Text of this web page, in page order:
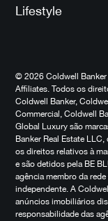
Lifestyle
© 2026 Coldwell Banker
Affiliates. Todos os
Coldwell Banker,
Commercial, Coldwell
Global Luxury são
Banker Real Estate
os direitos relativos à
e são detidos pela BE
agência membro da
independente. A
anúncios imobiliários
responsabilidade das